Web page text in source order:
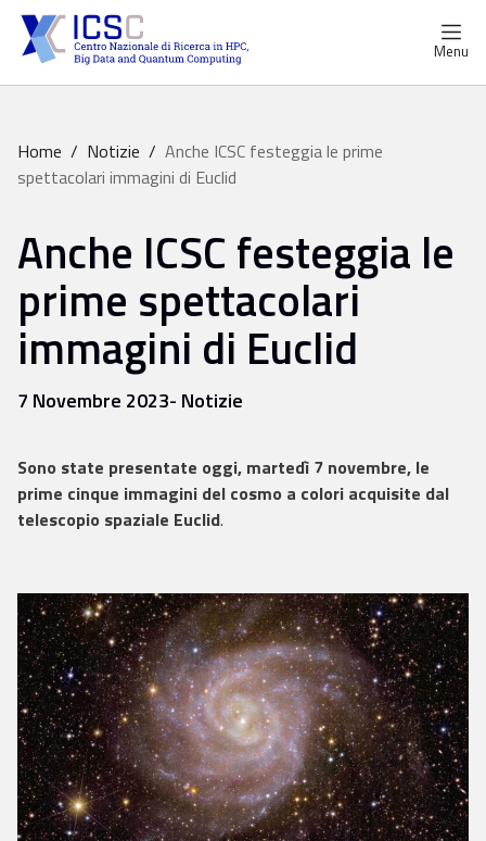
Menu
Home / Notizie / Anche ICSC festeggia le prime
spettacolari immagini di Euclid
Anche ICSC festeggia le
prime spettacolari
immagini di Euclid
7 Novembre 2023- Notizie
Sono state presentate oggi, martedì 7 novembre, le
prime cinque immagini del cosmo a colori acquisite dal
telescopio spaziale Euclid.